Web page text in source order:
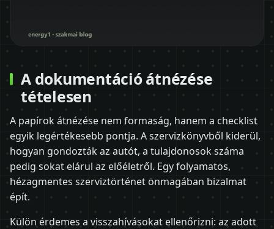
A dokumentáció átnézése
tételesen
A papírok átnézése nem formaság, hanem a checklist
egyik legértékesebb pontja. A szervizkönyvből kiderül,
hogyan gondozták az autót, a tulajdonosok száma
pedig sokat elárul az előéletről. Egy folyamatos,
hézagmentes szerviztörténet önmagában bizalmat
épít.
Külön érdemes a visszahívásokat ellenőrizni: az adott